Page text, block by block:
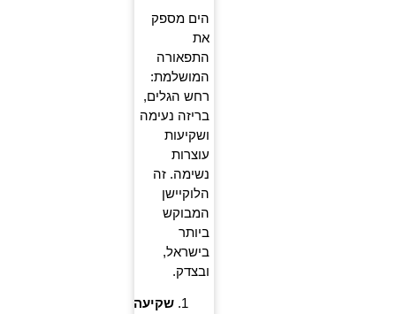
הים מספק
את
התפאורה
המושלמת:
רחש הגלים,
בריזה נעימה
ושקיעות
עוצרות
נשימה. זה
הלוקיישן
המבוקש
ביותר
בישראל,
ובצדק.
שקיעה